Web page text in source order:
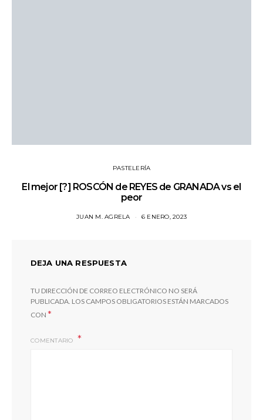
PASTELERÍA
El mejor [?] ROSCÓN de REYES de GRANADA vs el
peor
JUAN M. AGRELA 6 ENERO, 2023
DEJA UNA RESPUESTA
TU DIRECCIÓN DE CORREO ELECTRÓNICO NO SERÁ
PUBLICADA. LOS CAMPOS OBLIGATORIOS ESTÁN MARCADOS
CON *
COMENTARIO